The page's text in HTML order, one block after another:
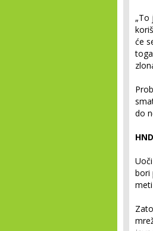
„To
će
do
bori